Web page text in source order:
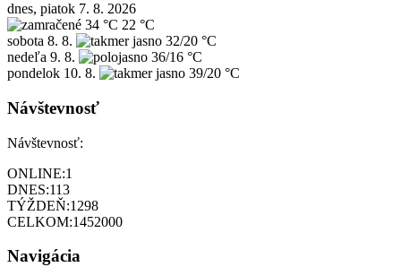
dnes, piatok 7. 8. 2026
34 °C 22 °C
sobota 8. 8.
32/20 °C
nedeľa 9. 8.
36/16 °C
pondelok 10. 8. 39/20 °C
Návštevnosť
Návštevnosť:
ONLINE:1
DNES:113
TÝŽDEŇ:1298
CELKOM:1452000
Navigácia